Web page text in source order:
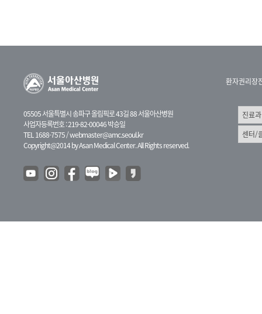
05505 서울특별시 송파구 올림픽로 43길 88 서울아산병원
사업자등록번호 : 219-82-00046 박승일
TEL 1688-7575 /webmaster@amc.seoul.kr
Copyright@2014 by Asan Medical Center. All Rights reserved.
환자권리장